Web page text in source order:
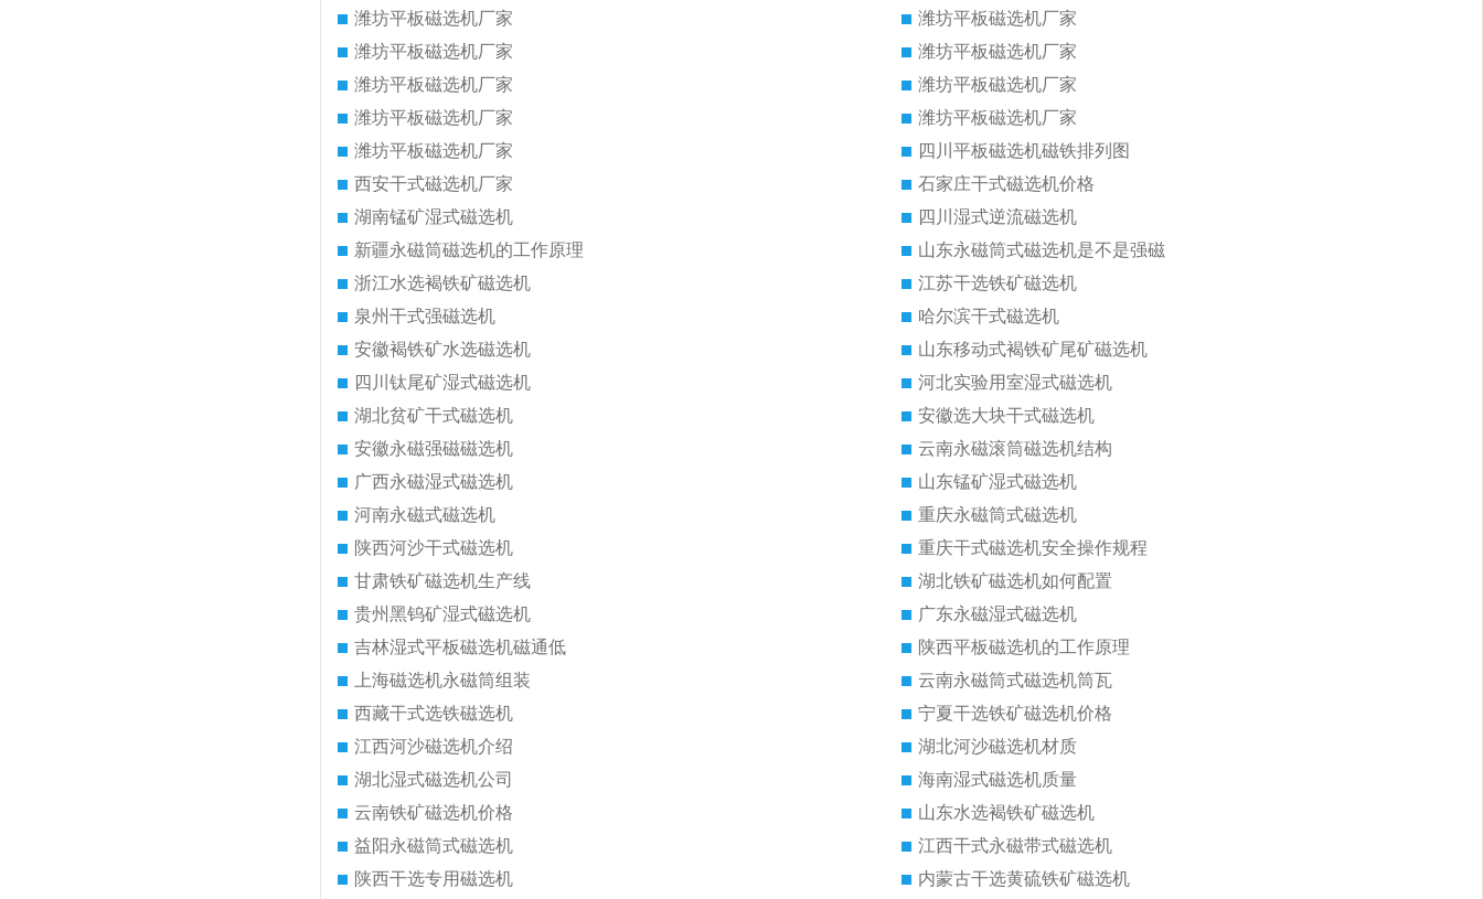
潍坊平板磁选机厂家
潍坊平板磁选机厂家
潍坊平板磁选机厂家
潍坊平板磁选机厂家
潍坊平板磁选机厂家
潍坊平板磁选机厂家
潍坊平板磁选机厂家
潍坊平板磁选机厂家
潍坊平板磁选机厂家
四川平板磁选机磁铁排列图
西安干式磁选机厂家
石家庄干式磁选机价格
湖南锰矿湿式磁选机
四川湿式逆流磁选机
新疆永磁筒磁选机的工作原理
山东永磁筒式磁选机是不是强磁
浙江水选褐铁矿磁选机
江苏干选铁矿磁选机
泉州干式强磁选机
哈尔滨干式磁选机
安徽褐铁矿水选磁选机
山东移动式褐铁矿尾矿磁选机
四川钛尾矿湿式磁选机
河北实验用室湿式磁选机
湖北贫矿干式磁选机
安徽选大块干式磁选机
安徽永磁强磁磁选机
云南永磁滚筒磁选机结构
广西永磁湿式磁选机
山东锰矿湿式磁选机
河南永磁式磁选机
重庆永磁筒式磁选机
陕西河沙干式磁选机
重庆干式磁选机安全操作规程
甘肃铁矿磁选机生产线
湖北铁矿磁选机如何配置
贵州黑钨矿湿式磁选机
广东永磁湿式磁选机
吉林湿式平板磁选机磁通低
陕西平板磁选机的工作原理
上海磁选机永磁筒组装
云南永磁筒式磁选机筒瓦
西藏干式选铁磁选机
宁夏干选铁矿磁选机价格
江西河沙磁选机介绍
湖北河沙磁选机材质
湖北湿式磁选机公司
海南湿式磁选机质量
云南铁矿磁选机价格
山东水选褐铁矿磁选机
益阳永磁筒式磁选机
江西干式永磁带式磁选机
陕西干选专用磁选机
内蒙古干选黄硫铁矿磁选机